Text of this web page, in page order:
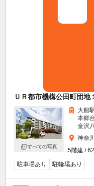
ＵＲ都市機構公田町団地
すべての写真
大船
本郷
金沢
神奈
5階建 /
駐車場あり
駐輪場あり